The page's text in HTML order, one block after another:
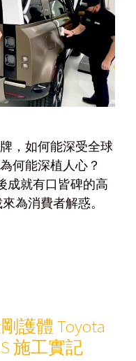
，如何能深受全球
何能深植人心？
成就有口皆碑的高
為消費者解惑。
護體 Toyota
施工實記